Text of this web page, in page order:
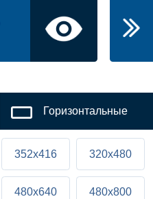
Горизонтальные
352x416 320x480
480x640 480x800